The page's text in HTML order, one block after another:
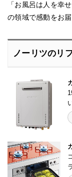
「お風呂は人を幸
の領域で感動をお
ノーリツのリ